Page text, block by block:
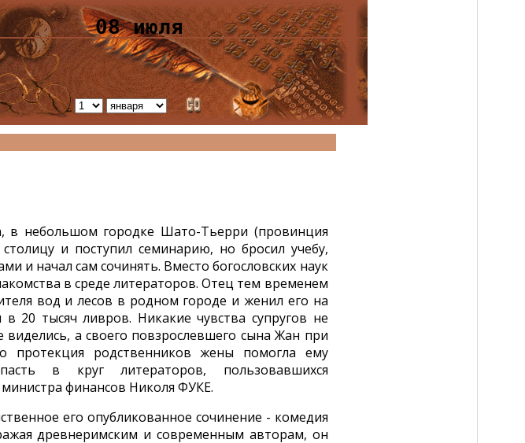
08 июля
в небольшом городке Шато-Тьерри (провинция
и поступил семинарию, но бросил учебу,
и начал сам сочинять. Вместо богословских наук
в среде литераторов. Отец тем временем
вод и лесов в родном городе и женил его на
20 тысяч ливров. Никакие чувства супругов не
а своего повзрослевшего сына Жан при
протекция родственников жены помогла ему
в круг литераторов, пользовавшихся
финансов Николя ФУКЕ.
его опубликованное сочинение - комедия
древнеримским и современным авторам, он